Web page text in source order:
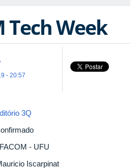
Tech Week
- 20:57
3Q
FACOM - UFU
Iscarpinat